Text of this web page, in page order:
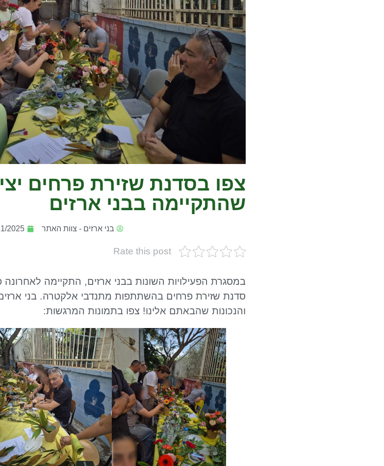
צפו בסדנת שזירת פרחים
שהתקיימה בבני ארזים
בני ארזים - צוות האתר 2025
Rate this post
במסגרת הפעילויות השונות בבני ארזים, התקיימה
סדנת שזירת פרחים בהשתתפות מתנדבי אלקטרה. בני
והנכונות שהבאתם אלינו! צפו בתמונות המרגשות: